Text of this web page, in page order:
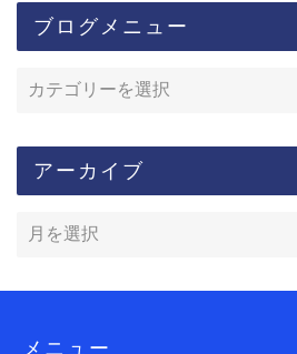
ブログメニュー
アーカイブ
メニュー